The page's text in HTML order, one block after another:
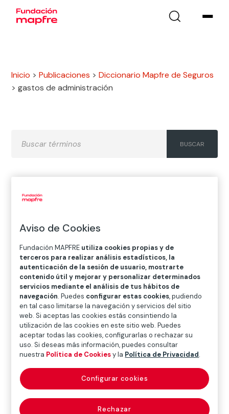
Inicio >Publicaciones >Diccionario Mapfre de Seguros
>gastos de administración
A
O
P Q R
V
W X Y Z
Diccionario de seguros
gastos de
administración
(administration
costs; expenses)
Aviso de Cookies
Fundación MAPFRE utiliza cookies propias y de
terceros para realizar análisis estadísticos, la
autenticación de la sesión de usuario, mostrarte
contenido útil y mejorar y personalizar determinados
servicios mediante el análisis de tus hábitos de
navegación. Puedes configurar estas cookies, pudiendo
en tal caso limitarse la navegación y servicios del sitio
web. Si aceptas las cookies estás consintiendo la
utilización de las cookies en este sitio web. Puedes
aceptar todas las cookies, configurarlas o rechazar su
uso. Si deseas más información, puedes consultar
nuestra Política de Cookiesy la Política de Privacidad.
Rechazar
Configurar cookies